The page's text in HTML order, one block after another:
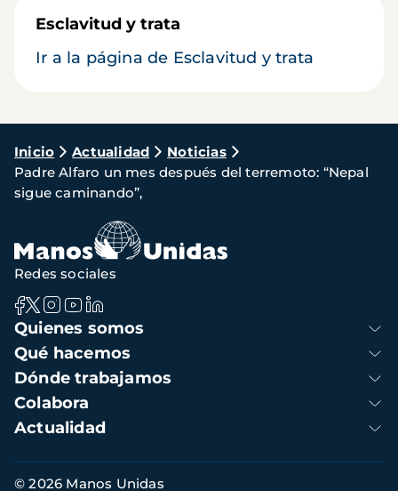
Esclavitud y trata
Ir a la página de Esclavitud y trata
Ruta
de
navegación
Inicio Actualidad
Noticias
Padre Alfaro un mes después del terremoto: “Nepal
sigue caminando”,
Navegación
principal
Quienes somos
Qué hacemos
Dónde trabajamos
Colabora
Actualidad
Redes sociales
Información
© 2026 Manos Unidas